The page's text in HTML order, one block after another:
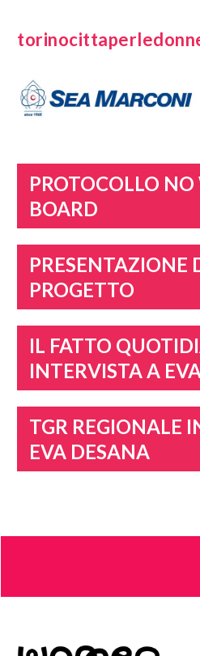
PROTOCOLLO
BOARD
PRESENTAZIONE
PROGETTO
IL FATTO
INTERVISTA A
TGR REGIONALE
EVA DESANA